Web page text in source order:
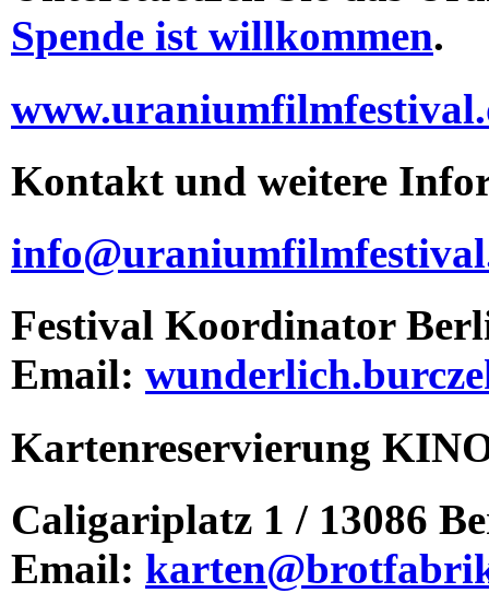
Spende ist willkommen.
Kontakt und weitere
Festival Koordinator
Email:
Kartenreservierung
Caligariplatz 1 / 13086
Email: